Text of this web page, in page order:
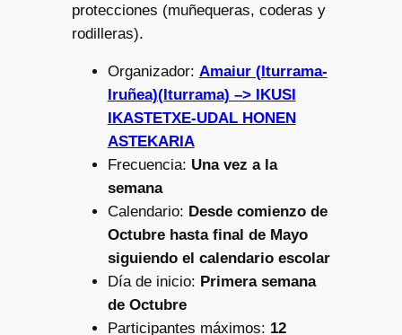
protecciones (muñequeras, coderas y
rodilleras).
Organizador: Amaiur (Iturrama-
Iruñea)(Iturrama) –> IKUSI
IKASTETXE-UDAL HONEN
ASTEKARIA
Frecuencia: Una vez a la
semana
Calendario: Desde comienzo de
Octubre hasta final de Mayo
siguiendo el calendario escolar
Día de inicio: Primera semana
de Octubre
Participantes máximos: 12